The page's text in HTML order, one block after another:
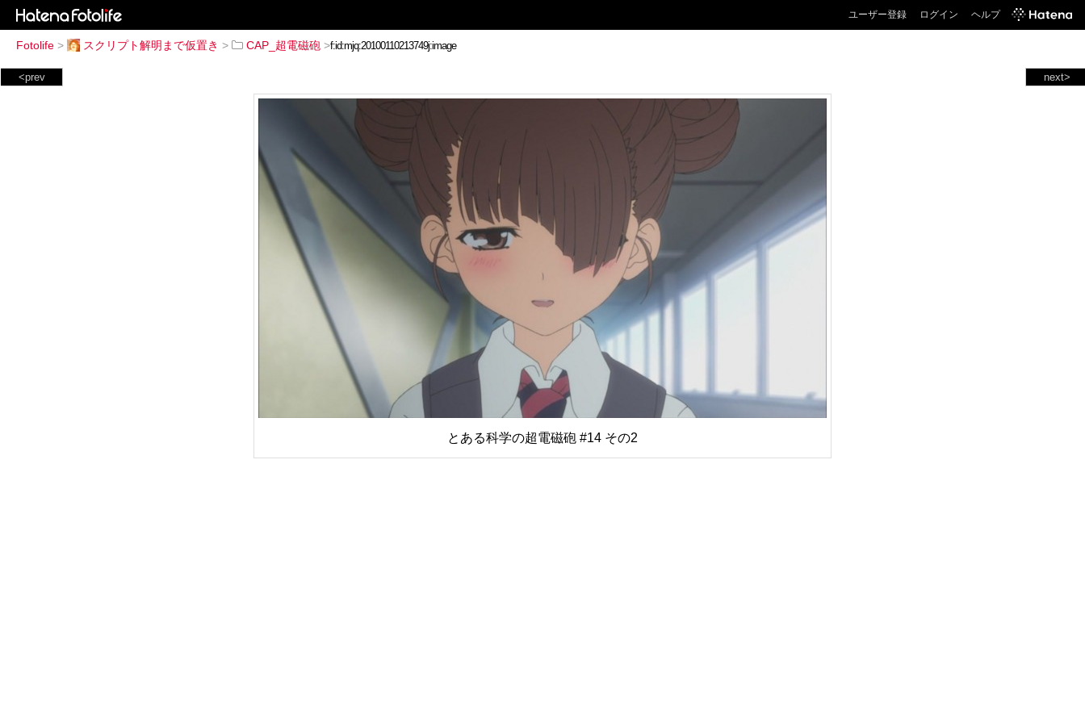
ユーザー登録 ログイン ヘルプ
Fotolife > スクリプト解明まで仮置き > CAP_超電磁砲 >
next>
<prev
とある科学の超電磁砲 #14 その2